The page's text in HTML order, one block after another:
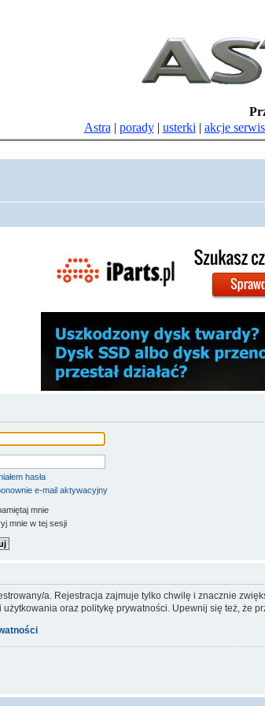
Astra | porady| usterki | akcje
hasła
e-mail aktywacyjny
mnie
mnie w tej sesji
a. Rejestracja zajmuje tylko chwilę i znacznie
oraz politykę prywatności. Upewnij się też, że